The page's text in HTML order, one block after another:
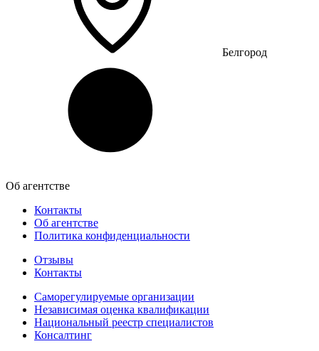
Белгород
Об агентстве
Контакты
Об агентстве
Политика конфиденциальности
Отзывы
Контакты
Саморегулируемые организации
Независимая оценка квалификации
Национальный реестр специалистов
Консалтинг